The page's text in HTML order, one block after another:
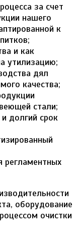
за счет
нашего
к
и как
утилизацию;
дял
качества;
стали;
долгий срок
регламентных
оборудование
очистки